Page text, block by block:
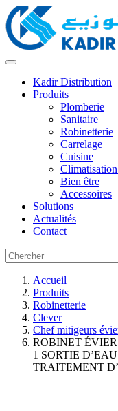
Kadir Distribution
Produits
Plomberie
Sanitaire
Robinetterie
Carrelage
Cuisine
Bien être
Accessoires
Solutions
Actualités
Contact
Accueil
Produits
Robinetterie
Clever
Chef mitigeurs
ROBINET
1 SORTIE
TRAITEMENT